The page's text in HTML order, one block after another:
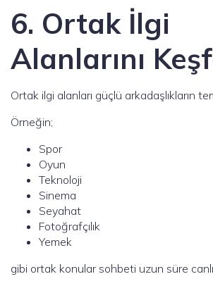
6. Ortak İlgi
Alanlarını
Ortak ilgi alanları güçlü arkadaşlıkların
Örneğin;
Spor
Oyun
Teknoloji
Sinema
Seyahat
Fotoğrafçılık
Yemek
gibi ortak konular sohbeti uzun süre